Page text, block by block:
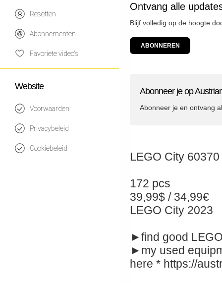
Resetten
Abonnementen
Favoriete video's
Website
Voorwaarden
Privacybeleid
Cookiebeleid
Ontvang alle
Blijf volledig op de hoogte
ABONNEREN
Abonneer je op
Abonneer je en ontvang
LEGO City
172 pcs
39,99$ / 34,99€
LEGO City 2023
►find good
►my used
here * https://